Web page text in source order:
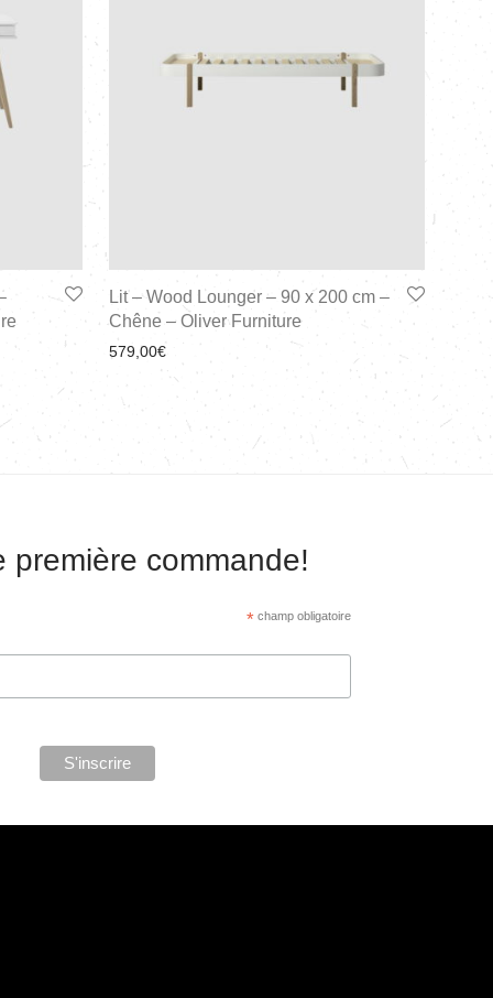
Lit – Wood Lounger – 90 x 200 cm –
Chêne – Oliver Furniture
579,00€
commande!
*champ obligatoire